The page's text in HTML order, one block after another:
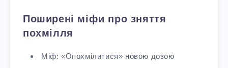
Поширені міфи про зняття
похмілля
Міф: «Опохмілитися» новою дозою